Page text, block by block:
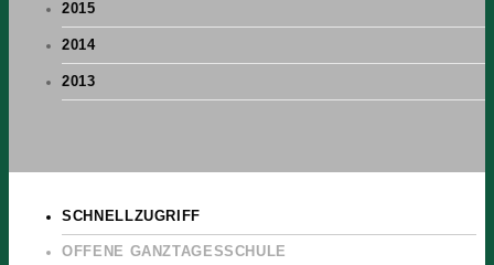
2015
2014
2013
SCHNELLZUGRIFF
OFFENE GANZTAGESSCHULE